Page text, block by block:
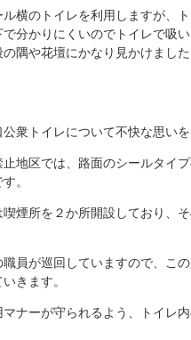
横のトイレを利用しますが、
分かりにくいのでトイレで吸
隅や花壇にかなり見かけまし
衆トイレについて不快な思い
地区では、路面のシールタイ
。
煙所を２か所開設しており、
員が巡回していますので、こ
きます。
ナーが守られるよう、トイレ